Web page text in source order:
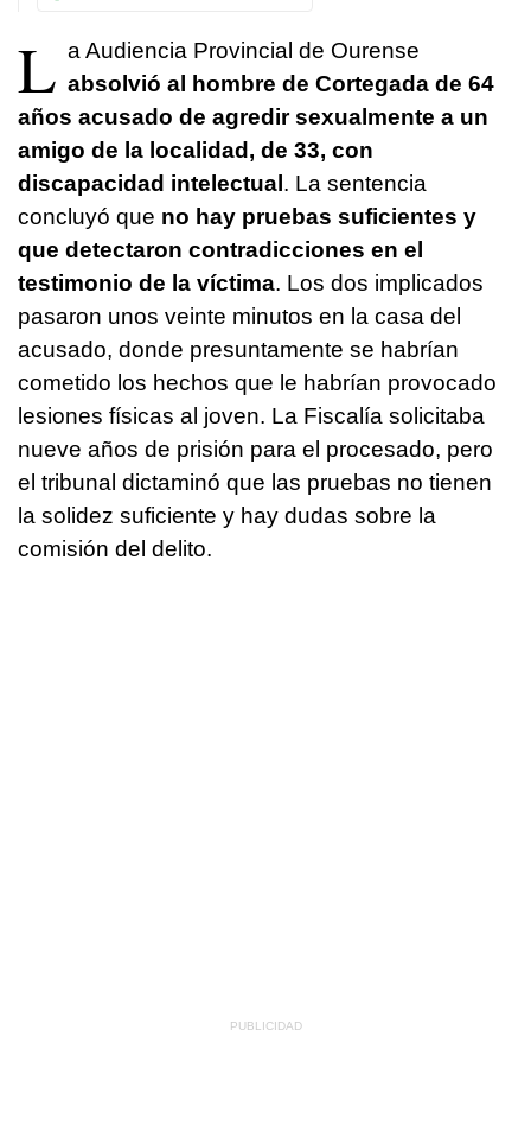
L a Audiencia Provincial de Ourense
absolvió al hombre de Cortegada de 64
años acusado de agredir sexualmente a un
amigo de la localidad, de 33, con
discapacidad intelectual. La sentencia
concluyó que no hay pruebas suficientes y
que detectaron contradicciones en el
testimonio de la víctima. Los dos implicados
pasaron unos veinte minutos en la casa del
acusado, donde presuntamente se habrían
cometido los hechos que le habrían provocado
lesiones físicas al joven. La Fiscalía solicitaba
nueve años de prisión para el procesado, pero
el tribunal dictaminó que las pruebas no tienen
la solidez suficiente y hay dudas sobre la
comisión del delito.